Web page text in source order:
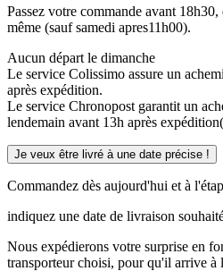
Passez votre commande avant
même (sauf samedi apres11h00).
Aucun départ le dimanche
Le service Colissimo assure un
après expédition.
Le service Chronopost garantit un
lendemain avant 13h après
Je veux être livré à une date précise !
Commandez dès aujourd'hui et à
indiquez une date de livraison
Nous expédierons votre surprise en
transporteur choisi, pour qu'il arrive à